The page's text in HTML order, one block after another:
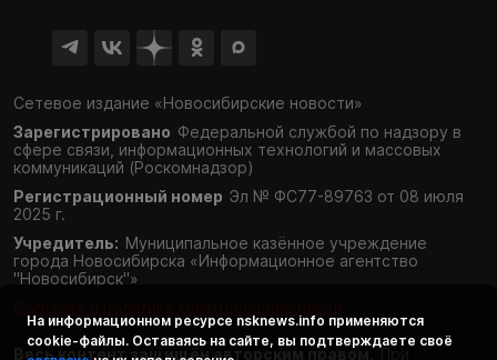
Сетевое издание «Новосибирские новости»
Зарегистрировано Федеральной службой по надзору в
сфере связи, информационных технологий и массовых
коммуникаций (Роскомнадзор)
Регистрационный номер Эл № ФС77-89763 от 08 июля
2025 г.
Учредитель: Муниципальное казённое учреждение
города Новосибирска «Информационное агентство
"Новосибирск"»
Весь контент защищён авторским правом. При
На информационном ресурсе nsknews.info применяются
cookie-файлы. Оставаясь на сайте, вы подтверждаете своё